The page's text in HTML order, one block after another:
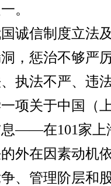
。
诚信制度立法
，惩治不够严
执法不严、违
项关于中国（
——在101家上
外在因素动机
、管理阶层和